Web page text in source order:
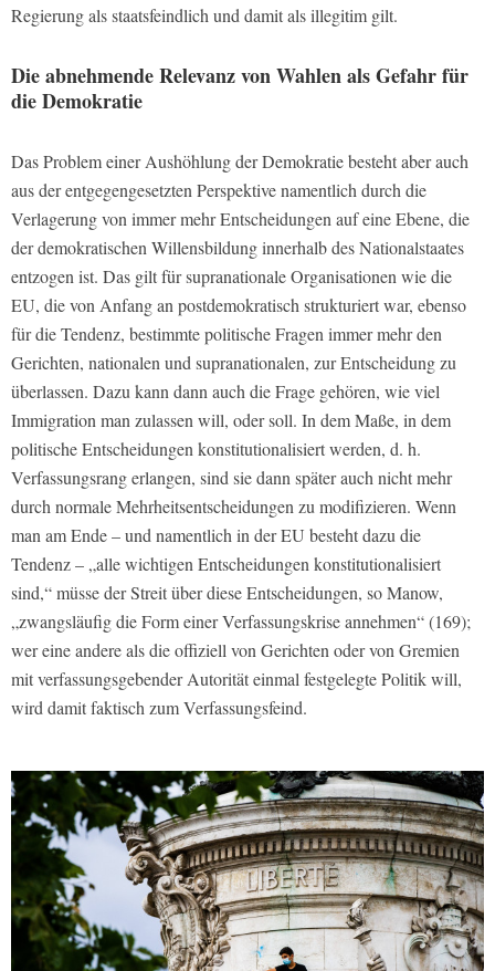
Regierung als staatsfeindlich und damit als illegitim gilt.
Die abnehmende Relevanz von Wahlen als Gefahr für
die Demokratie
Das Problem einer Aushöhlung der Demokratie besteht aber auch
aus der entgegengesetzten Perspektive namentlich durch die
Verlagerung von immer mehr Entscheidungen auf eine Ebene, die
der demokratischen Willensbildung innerhalb des Nationalstaates
entzogen ist. Das gilt für supranationale Organisationen wie die
EU, die von Anfang an postdemokratisch strukturiert war, ebenso
für die Tendenz, bestimmte politische Fragen immer mehr den
Gerichten, nationalen und supranationalen, zur Entscheidung zu
überlassen. Dazu kann dann auch die Frage gehören, wie viel
Immigration man zulassen will, oder soll. In dem Maße, in dem
politische Entscheidungen konstitutionalisiert werden, d. h.
Verfassungsrang erlangen, sind sie dann später auch nicht mehr
durch normale Mehrheitsentscheidungen zu modifizieren. Wenn
man am Ende – und namentlich in der EU besteht dazu die
Tendenz – „alle wichtigen Entscheidungen konstitutionalisiert
sind,“ müsse der Streit über diese Entscheidungen, so Manow,
„zwangsläufig die Form einer Verfassungskrise annehmen“ (169);
wer eine andere als die offiziell von Gerichten oder von Gremien
mit verfassungsgebender Autorität einmal festgelegte Politik will,
wird damit faktisch zum Verfassungsfeind.